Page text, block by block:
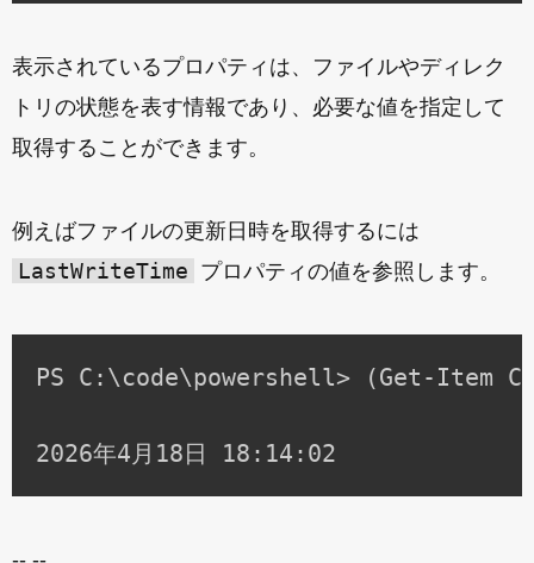
表示されているプロパティは、ファイルやディレク
トリの状態を表す情報であり、必要な値を指定して
取得することができます。
例えばファイルの更新日時を取得するには
LastWriteTime プロパティの値を参照します。
PS C:\code\powershell> (Get-Item